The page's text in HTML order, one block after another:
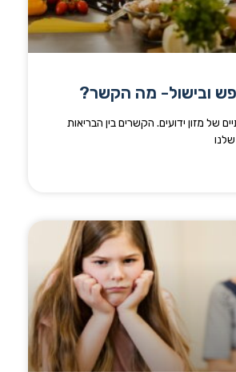
ובישול- מה הקשר?
של מזון ידועים. הקשרים בין הבריאות